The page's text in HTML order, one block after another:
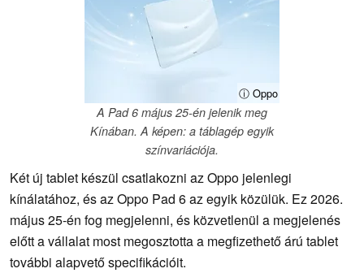
ⓘ Oppo
A Pad 6 május 25-én jelenik meg
Kínában. A képen: a táblagép egyik
színvariációja.
Két új tablet készül csatlakozni az Oppo jelenlegi
kínálatához, és az Oppo Pad 6 az egyik közülük. Ez 2026.
május 25-én fog megjelenni, és közvetlenül a megjelenés
előtt a vállalat most megosztotta a megfizethető árú tablet
további alapvető specifikációit.